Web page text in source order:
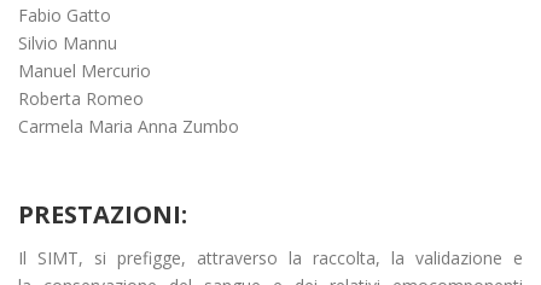
Fabio Gatto
Silvio Mannu
Manuel Mercurio
Roberta Romeo
Carmela Maria Anna Zumbo
PRESTAZIONI:
Il SIMT, si prefigge, attraverso la raccolta, la validazione e